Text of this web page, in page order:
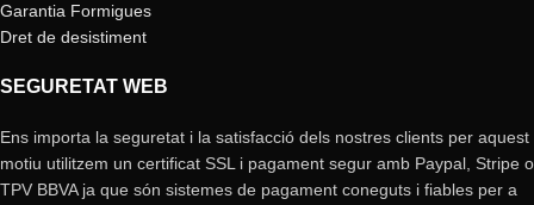
Garantia Formigues
Dret de desistiment
SEGURETAT WEB
Ens importa la seguretat i la satisfacció dels nostres clients per aquest
motiu utilitzem un certificat SSL i pagament segur amb Paypal, Stripe o
TPV BBVA ja que són sistemes de pagament coneguts i fiables per a